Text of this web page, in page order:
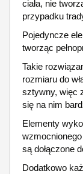
ciała, nie
przypadku
Pojedyncze
tworząc
Takie
rozmiaru do
sztywny, więc
się na nim
Elementy
są dołączone
Dodatkowo